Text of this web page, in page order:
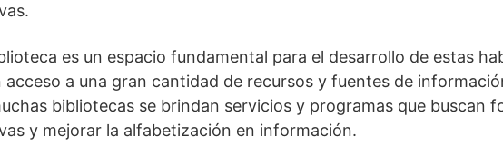
es un espacio fundamental para el desarrollo de estas
acceso a una gran cantidad de recursos y fuentes de
bibliotecas se brindan servicios y programas que buscan
y mejorar la alfabetización en información.